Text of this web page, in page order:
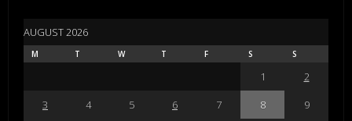
AUGUST 2026
M T W T F S S
1
2
3
4 5 6 7 8
9